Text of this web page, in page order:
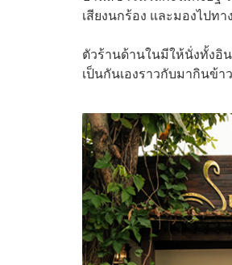
เสียงนกร้อง และมองไปท
ตัวร้านด้านในมีให้นั่งทั้งอิ
เป็นกันเองราวกับมากินข้า